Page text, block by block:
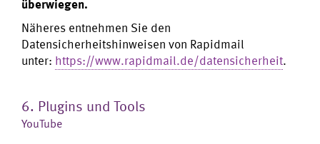
überwiegen.
Näheres entnehmen Sie den
Datensicherheitshinweisen von Rapidmail
unter: https://www.rapidmail.de/datensicherheit.
6. Plugins und Tools
YouTube